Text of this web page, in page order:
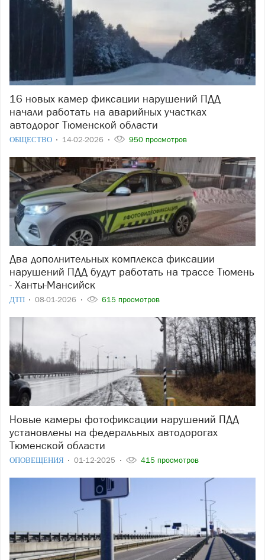
16 новых камер фиксации нарушений ПДД
начали работать на аварийных участках
автодорог Тюменской области
ОБЩЕСТВО 14-02-2026 950 просмотров
Два дополнительных комплекса фиксации
нарушений ПДД будут работать на трассе Тюмень
- Ханты-Мансийск
ДТП 08-01-2026 615 просмотров
Новые камеры фотофиксации нарушений ПДД
установлены на федеральных автодорогах
Тюменской области
ОПОВЕЩЕНИЯ 01-12-2025 415 просмотров